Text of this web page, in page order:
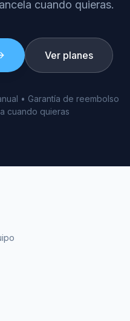
cuando quieras.
Ver planes
• Garantía de reembolso
cuando quieras